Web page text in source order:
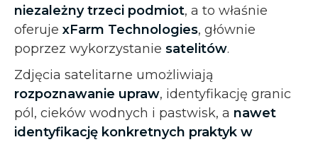
niezależny trzeci podmiot, a to właśnie
oferuje xFarm Technologies, głównie
poprzez wykorzystanie satelitów.
Zdjęcia satelitarne umożliwiają
rozpoznawanie upraw, identyfikację granic
pól, cieków wodnych i pastwisk, a nawet
identyfikację konkretnych praktyk w